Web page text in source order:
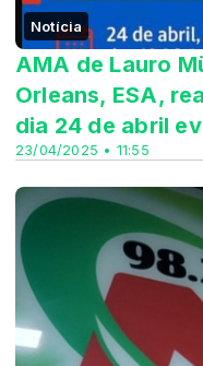
Notícia
23/04/2025 • 11:55
AMA de Lauro
Orleans, ESA,
dia 24 de abril